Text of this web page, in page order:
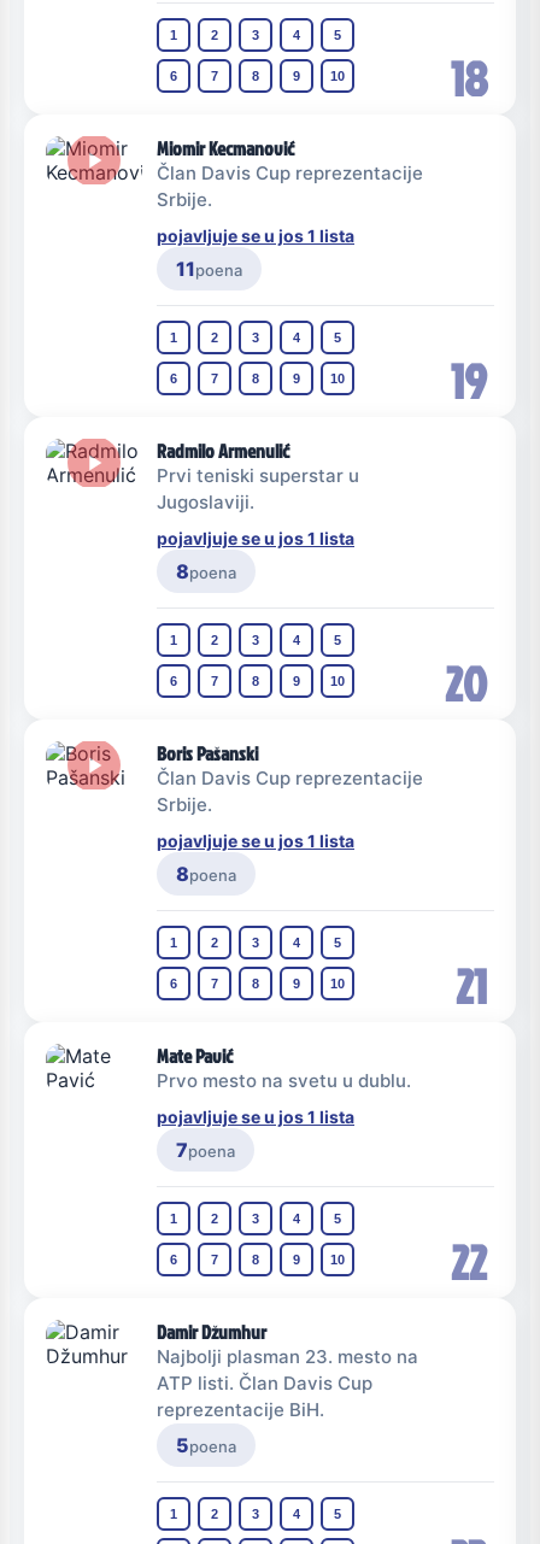
18
1 2 3 4 5
6 7 8 9 10
19
Miomir Kecmanović
Član Davis Cup reprezentacije
Srbije.
pojavljuje se u jos 1 lista
11poena
1 2 3 4 5
6 7 8 9 10
20
Radmilo Armenulić
Prvi teniski superstar u
Jugoslaviji.
pojavljuje se u jos 1 lista
8poena
1 2 3 4 5
6 7 8 9 10
21
Boris Pašanski
Član Davis Cup reprezentacije
Srbije.
pojavljuje se u jos 1 lista
8poena
1 2 3 4 5
6 7 8 9 10
22
Mate Pavić
Prvo mesto na svetu u dublu.
pojavljuje se u jos 1 lista
7poena
1 2 3 4 5
6 7 8 9 10
Damir Džumhur
Najbolji plasman 23. mesto na
ATP listi. Član Davis Cup
reprezentacije BiH.
5poena
1 2 3 4 5